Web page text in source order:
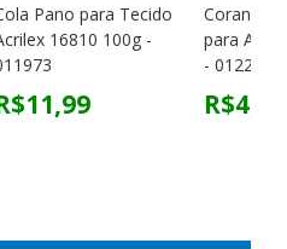
Pano para Tecido
16810 100g -
Corante
para
- 012256
R$4,60